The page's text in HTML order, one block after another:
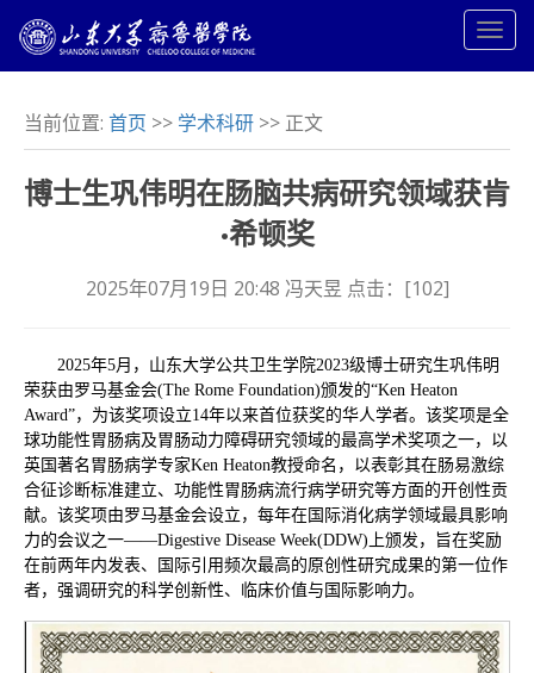
当前位置: 首页 >> 学术科研 >> 正文
博士生巩伟明在肠脑共病研究领域获肯
·希顿奖
2025年07月19日 20:48 冯天昱 点击：[102]
2025年5月，山东大学公共卫生学院2023级博士研究生巩伟明
荣获由罗马基金会(The Rome Foundation)颁发的“Ken Heaton
Award”，为该奖项设立14年以来首位获奖的华人学者。该奖项是全
球功能性胃肠病及胃肠动力障碍研究领域的最高学术奖项之一，以
英国著名胃肠病学专家Ken Heaton教授命名，以表彰其在肠易激综
合征诊断标准建立、功能性胃肠病流行病学研究等方面的开创性贡
献。该奖项由罗马基金会设立，每年在国际消化病学领域最具影响
力的会议之一——Digestive Disease Week(DDW)上颁发，旨在奖励
在前两年内发表、国际引用频次最高的原创性研究成果的第一位作
者，强调研究的科学创新性、临床价值与国际影响力。